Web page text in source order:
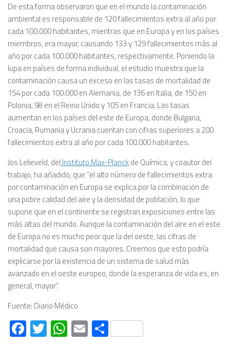
De esta forma observaron que en el mundo la contaminación
ambiental es responsable de 120 fallecimientos extra al año por
cada 100.000 habitantes, mientras que en Europa y en los países
miembros, era mayor, causando 133 y 129 fallecimientos más al
año por cada 100.000 habitantes, respectivamente. Poniendo la
lupa en países de forma individual, el estudio muestra que la
contaminación causa un exceso en las tasas de mortalidad de
154 por cada 100.000 en Alemania, de 136 en Italia, de 150 en
Polonia, 98 en el Reino Unido y 105 en Francia. Las tasas
aumentan en los países del este de Europa, donde Bulgaria,
Croacia, Rumania y Ucrania cuentan con cifras superiores a 200
fallecimientos extra al año por cada 100.000 habitantes.
Jos Lelieveld, del Instituto Max-Planckde Química, y coautor del
trabajo, ha añadido, que “el alto número de fallecimientos extra
por contaminación en Europa se explica por la combinación de
una pobre calidad del aire y la densidad de población, lo que
supone que en el continente se registran exposiciones entre las
más altas del mundo. Aunque la contaminación del aire en el este
de Europa no es mucho peor que la del oeste, las cifras de
mortalidad que causa son mayores. Creemos que esto podría
explicarse por la existencia de un sistema de salud más
avanzado en el oeste europeo, donde la esperanza de vida es, en
general, mayor”.
Fuente: Diario Médico
Facebook
Twitter
WhatsApp
EmailCompartir